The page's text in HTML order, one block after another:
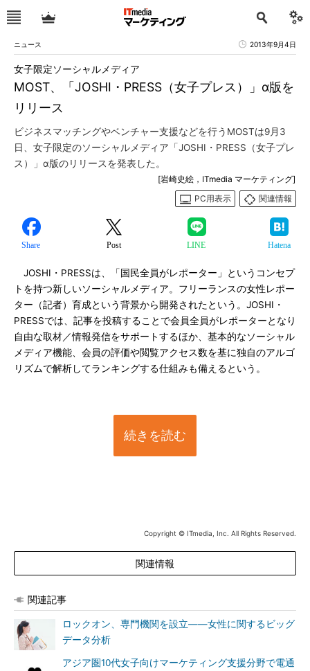
ニュース 2013年9月4日
MOST、「JOSHI・PRESS（女子プレス）」α版を
リリース
女子限定ソーシャルメディア
ビジネスマッチングやベンチャー支援などを行うMOSTは9月3
日、女子限定のソーシャルメディア「JOSHI・PRESS（女子プレ
ス）」α版のリリースを発表した。
[岩崎史絵，ITmedia マーケティング]
PC用表示
関連情報
Share Post LINE Hatena
JOSHI・PRESSは、「国民全員がレポーター」というコンセプ
トを持つ新しいソーシャルメディア。フリーランスの女性レポー
ター（記者）育成という背景から開発されたという。JOSHI・
PRESSでは、記事を投稿することで会員全員がレポーターとなり
自由な取材／情報発信をサポートするほか、基本的なソーシャル
メディア機能、会員の評価や閲覧アクセス数を基に独自のアルゴ
リズムで解析してランキングする仕組みも備えるという。
続きを読む
Copyright © ITmedia, Inc. All Rights Reserved.
関連情報
関連記事
ロックオン、専門機関を設立――女性に関するビッグ
データ分析
アジア圏10代女子向けマーケティング支援分野で電通